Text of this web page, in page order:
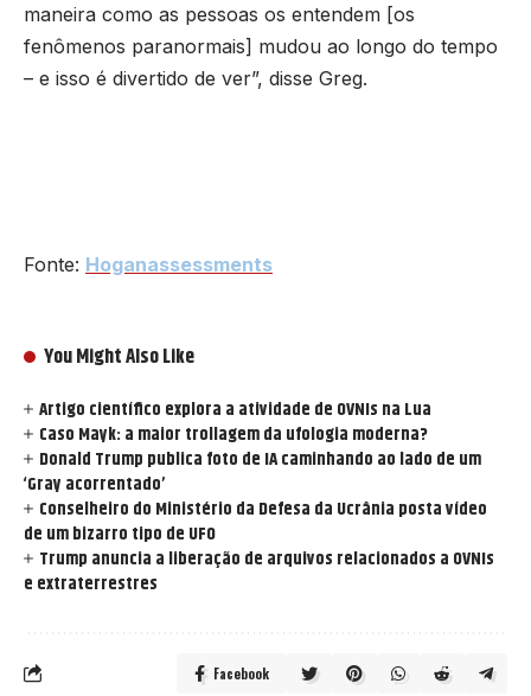
maneira como as pessoas os entendem [os
fenômenos paranormais] mudou ao longo do tempo
– e isso é divertido de ver”, disse Greg.
Fonte: Hoganassessments
You Might Also Like
Artigo científico explora a atividade de OVNIs na Lua
Caso Mayk: a maior trollagem da ufologia moderna?
Donald Trump publica foto de IA caminhando ao lado de um
‘Gray acorrentado’
Conselheiro do Ministério da Defesa da Ucrânia posta vídeo
de um bizarro tipo de UFO
Trump anuncia a liberação de arquivos relacionados a OVNIs
e extraterrestres
Facebook